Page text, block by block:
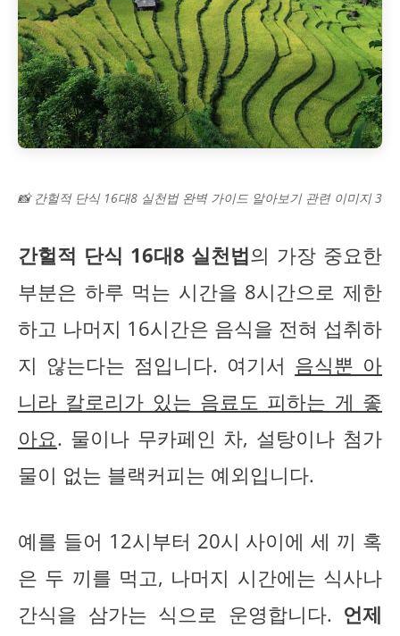
📸 간헐적 단식 16대8 실천법 완벽 가이드 알아보기 관련 이미지 3
간헐적 단식 16대8 실천법의 가장 중요한
부분은 하루 먹는 시간을 8시간으로 제한
하고 나머지 16시간은 음식을 전혀 섭취하
지 않는다는 점입니다. 여기서 음식뿐 아
니라 칼로리가 있는 음료도 피하는 게 좋
아요. 물이나 무카페인 차, 설탕이나 첨가
물이 없는 블랙커피는 예외입니다.
예를 들어 12시부터 20시 사이에 세 끼 혹
은 두 끼를 먹고, 나머지 시간에는 식사나
간식을 삼가는 식으로 운영합니다. 언제